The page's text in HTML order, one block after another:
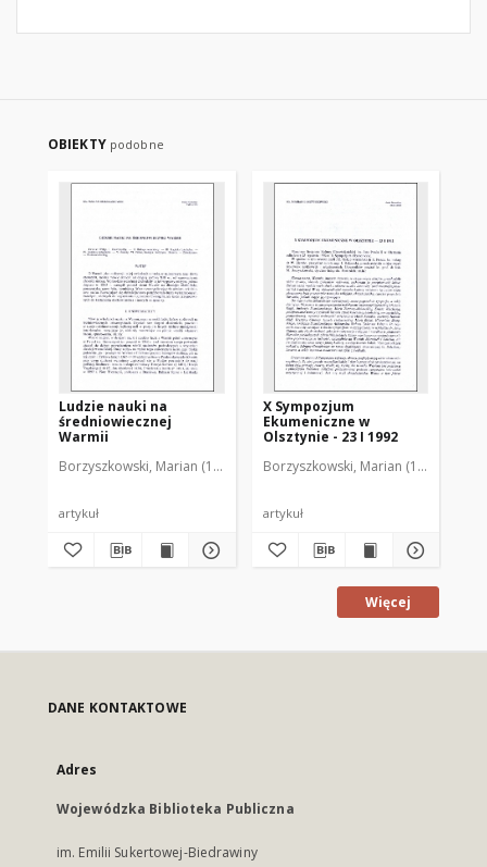
OBIEKTY podobne
Ludzie nauki na
średniowiecznej
Warmii
Borzyszkowski, Marian (1936-2001)
artykuł
X Sympozjum
Ekumeniczne w
Olsztynie - 23 I 1992
Borzyszkowski, Marian (1936-2001)
artykuł
Więcej
DANE KONTAKTOWE
Adres
Wojewódzka Biblioteka Publiczna
im. Emilii Sukertowej-Biedrawiny